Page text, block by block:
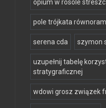
opium w rosole
pole trójkata
serena cda szymon
uzupełnij tabelę
stratygraficznej
wdowi grosz związek